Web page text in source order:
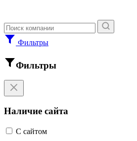
Фильтры
Фильтры
Наличие сайта
С сайтом